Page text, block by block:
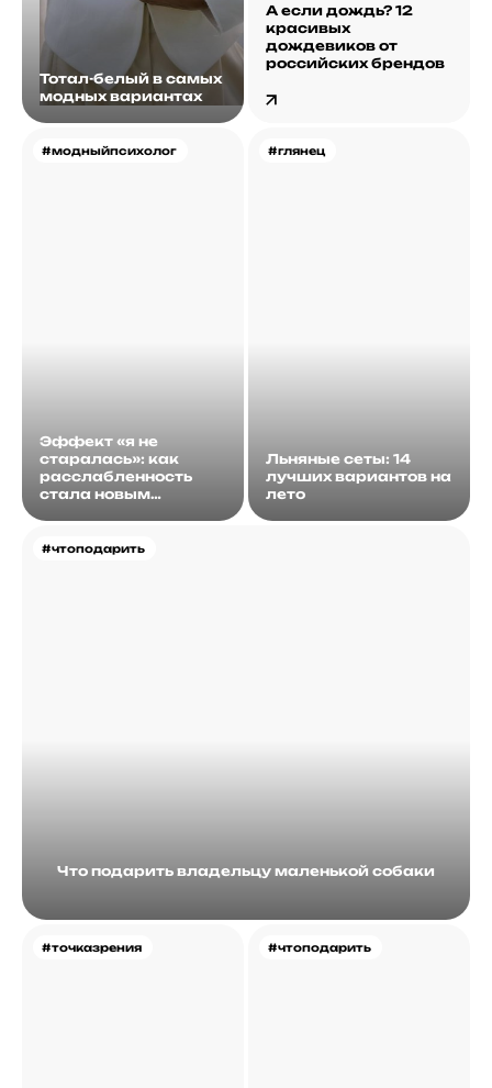
Тотал-белый в самых
модных вариантах
А если дождь? 12
красивых
дождевиков от
российских брендов
#модныйпсихолог
Эффект «я не
старалась»: как
расслабленность
стала новым
#чтоподарить
Что подарить владельцу маленькой собаки
#глянец
Льняные сеты: 14
лучших вариантов на
лето
#точказрения #чтоподарить